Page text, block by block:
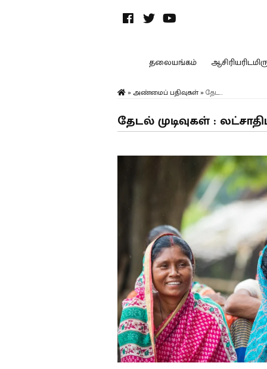
தலையங்கம்
» அண்மைப் பதிவுகள்» தேட...
தேடல் முடிவுகள் :